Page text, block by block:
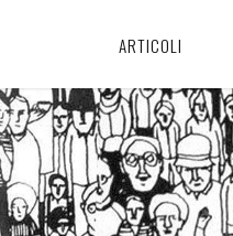
ARTICOLI